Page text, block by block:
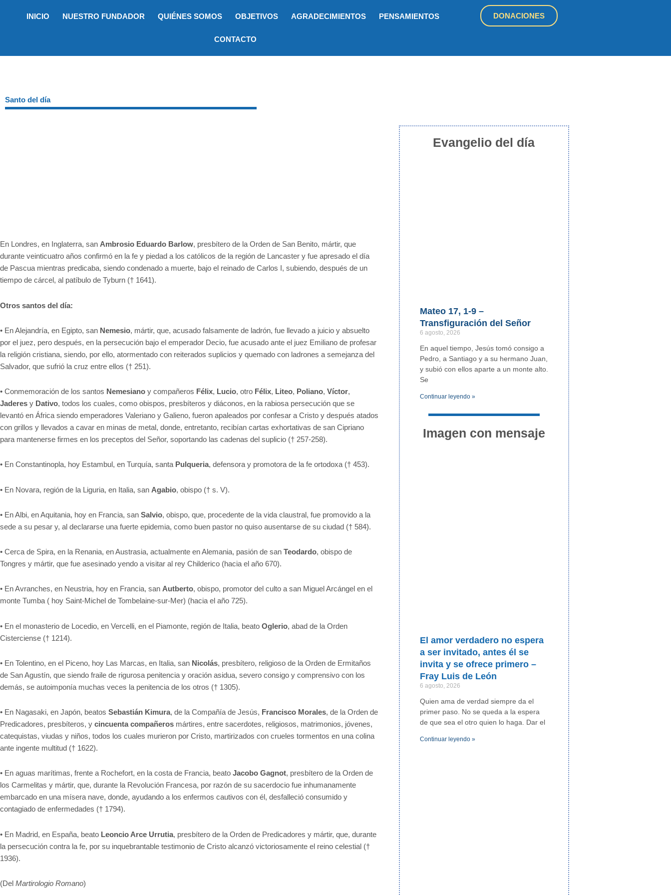
INICIO NUESTRO FUNDADOR QUIÉNES SOMOS OBJETIVOS AGRADECIMIENTOS PENSAMIENTOS
CONTACTO
DONACIONES
Santo del día
En Londres, en Inglaterra, san Ambrosio Eduardo Barlow, presbítero de la Orden de San Benito, mártir, que
durante veinticuatro años confirmó en la fe y piedad a los católicos de la región de Lancaster y fue apresado el día
de Pascua mientras predicaba, siendo condenado a muerte, bajo el reinado de Carlos I, subiendo, después de un
tiempo de cárcel, al patíbulo de Tyburn († 1641).
Otros santos del día:
• En Alejandría, en Egipto, san Nemesio, mártir, que, acusado falsamente de ladrón, fue llevado a juicio y absuelto
por el juez, pero después, en la persecución bajo el emperador Decio, fue acusado ante el juez Emiliano de profesar
la religión cristiana, siendo, por ello, atormentado con reiterados suplicios y quemado con ladrones a semejanza del
Salvador, que sufrió la cruz entre ellos († 251).
• Conmemoración de los santos Nemesiano y compañeros Félix, Lucio, otro Félix, Liteo, Poliano, Víctor,
Jaderes y Dativo, todos los cuales, como obispos, presbíteros y diáconos, en la rabiosa persecución que se
levantó en África siendo emperadores Valeriano y Galieno, fueron apaleados por confesar a Cristo y después atados
con grillos y llevados a cavar en minas de metal, donde, entretanto, recibían cartas exhortativas de san Cipriano
para mantenerse firmes en los preceptos del Señor, soportando las cadenas del suplicio († 257-258).
• En Constantinopla, hoy Estambul, en Turquía, santa Pulqueria, defensora y promotora de la fe ortodoxa († 453).
• En Novara, región de la Liguria, en Italia, san Agabio, obispo († s. V).
• En Albi, en Aquitania, hoy en Francia, san Salvio, obispo, que, procedente de la vida claustral, fue promovido a la
sede a su pesar y, al declararse una fuerte epidemia, como buen pastor no quiso ausentarse de su ciudad († 584).
• Cerca de Spira, en la Renania, en Austrasia, actualmente en Alemania, pasión de san Teodardo, obispo de
Tongres y mártir, que fue asesinado yendo a visitar al rey Childerico (hacia el año 670).
• En Avranches, en Neustria, hoy en Francia, san Autberto, obispo, promotor del culto a san Miguel Arcángel en el
monte Tumba ( hoy Saint-Michel de Tombelaine-sur-Mer) (hacia el año 725).
• En el monasterio de Locedio, en Vercelli, en el Piamonte, región de Italia, beato Oglerio, abad de la Orden
Cisterciense († 1214).
• En Tolentino, en el Piceno, hoy Las Marcas, en Italia, san Nicolás, presbítero, religioso de la Orden de Ermitaños
de San Agustín, que siendo fraile de rigurosa penitencia y oración asidua, severo consigo y comprensivo con los
demás, se autoimponía muchas veces la penitencia de los otros († 1305).
• En Nagasaki, en Japón, beatos Sebastián Kimura, de la Compañía de Jesús, Francisco Morales, de la Orden de
Predicadores, presbíteros, y cincuenta compañeros mártires, entre sacerdotes, religiosos, matrimonios, jóvenes,
catequistas, viudas y niños, todos los cuales murieron por Cristo, martirizados con crueles tormentos en una colina
ante ingente multitud († 1622).
• En aguas marítimas, frente a Rochefort, en la costa de Francia, beato Jacobo Gagnot, presbítero de la Orden de
los Carmelitas y mártir, que, durante la Revolución Francesa, por razón de su sacerdocio fue inhumanamente
embarcado en una mísera nave, donde, ayudando a los enfermos cautivos con él, desfalleció consumido y
contagiado de enfermedades († 1794).
• En Madrid, en España, beato Leoncio Arce Urrutia, presbítero de la Orden de Predicadores y mártir, que, durante
la persecución contra la fe, por su inquebrantable testimonio de Cristo alcanzó victoriosamente el reino celestial (†
1936).
(Del Martirologio Romano)
Evangelio del día
Mateo 17, 1-9 –
Transfiguración del Señor
6 agosto, 2026
En aquel tiempo, Jesús tomó consigo a
Pedro, a Santiago y a su hermano Juan,
y subió con ellos aparte a un monte alto.
Se
Continuar leyendo »
Imagen con mensaje
El amor verdadero no espera
a ser invitado, antes él se
invita y se ofrece primero –
Fray Luis de León
6 agosto, 2026
Quien ama de verdad siempre da el
primer paso. No se queda a la espera
de que sea el otro quien lo haga. Dar el
Continuar leyendo »